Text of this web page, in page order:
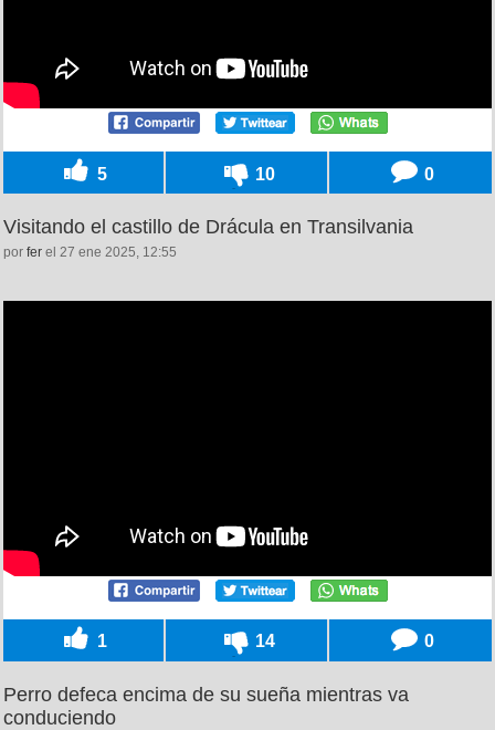
5 10 0
Visitando el castillo de Drácula en Transilvania
por fer el 27 ene 2025, 12:55
1 14 0
Perro defeca encima de su sueña mientras va
conduciendo